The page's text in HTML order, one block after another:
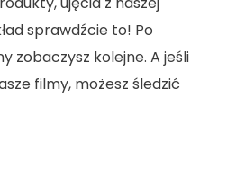
sprawdźcie to! Po
zobaczysz kolejne. A jeśli
filmy, możesz śledzić